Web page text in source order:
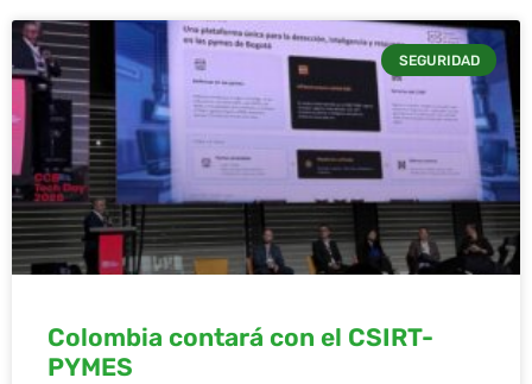
SEGURIDAD
Colombia contará con el CSIRT-
PYMES